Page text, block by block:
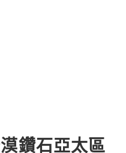
鑽石亞太區